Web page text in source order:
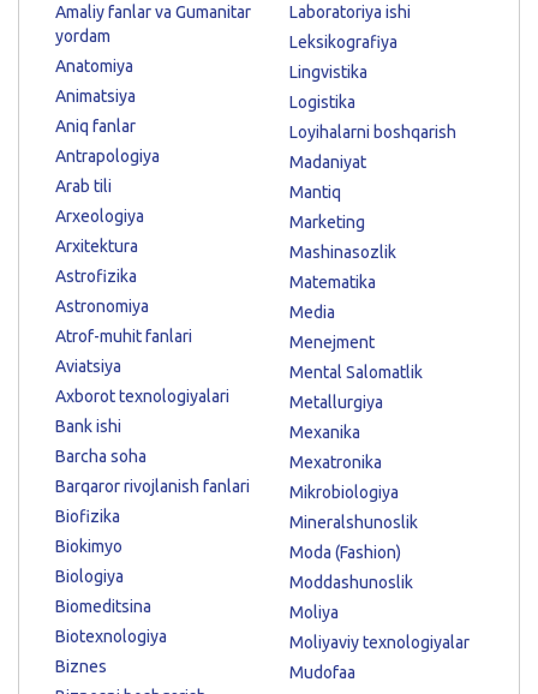
Amaliy fanlar va Gumanitar
yordam
Anatomiya
Animatsiya
Aniq fanlar
Antrapologiya
Arab tili
Arxeologiya
Arxitektura
Astrofizika
Astronomiya
Atrof-muhit fanlari
Aviatsiya
Axborot texnologiyalari
Bank ishi
Barcha soha
Barqaror rivojlanish fanlari
Biofizika
Biokimyo
Biologiya
Biomeditsina
Biotexnologiya
Biznes
Laboratoriya ishi
Leksikografiya
Lingvistika
Logistika
Loyihalarni boshqarish
Madaniyat
Mantiq
Marketing
Mashinasozlik
Matematika
Media
Menejment
Mental Salomatlik
Metallurgiya
Mexanika
Mexatronika
Mikrobiologiya
Mineralshunoslik
Moda (Fashion)
Moddashunoslik
Moliya
Moliyaviy texnologiyalar
Mudofaa